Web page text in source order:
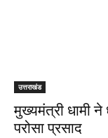
उत्तराखंड
मुख्यमंत्री धामी
परोसा प्रसाद